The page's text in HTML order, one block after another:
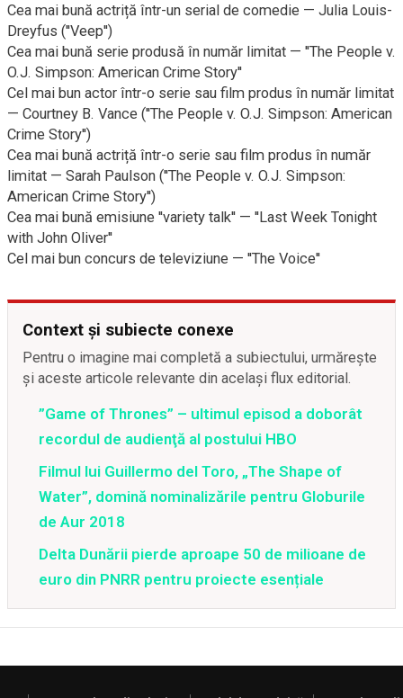
Cea mai bună actriță într-un serial de comedie — Julia Louis-
Dreyfus (''Veep'')
Cea mai bună serie produsă în număr limitat — ''The People v.
O.J. Simpson: American Crime Story''
Cel mai bun actor într-o serie sau film produs în număr limitat
— Courtney B. Vance (''The People v. O.J. Simpson: American
Crime Story'')
Cea mai bună actriță într-o serie sau film produs în număr
limitat — Sarah Paulson (''The People v. O.J. Simpson:
American Crime Story'')
Cea mai bună emisiune ''variety talk'' — ''Last Week Tonight
with John Oliver''
Cel mai bun concurs de televiziune — ''The Voice''
Context și subiecte conexe
Pentru o imagine mai completă a subiectului, urmărește
și aceste articole relevante din același flux editorial.
”Game of Thrones” – ultimul episod a doborât
recordul de audienţă al postului HBO
Filmul lui Guillermo del Toro, „The Shape of
Water”, domină nominalizările pentru Globurile
de Aur 2018
Delta Dunării pierde aproape 50 de milioane de
euro din PNRR pentru proiecte esențiale